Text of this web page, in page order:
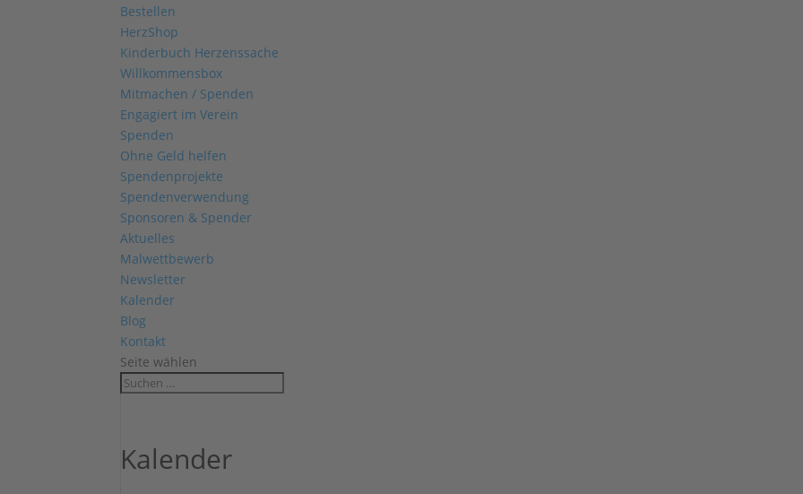
Bestellen
HerzShop
Kinderbuch Herzenssache
Willkommensbox
Mitmachen / Spenden
Engagiert im Verein
Spenden
Ohne Geld helfen
Spendenprojekte
Spendenverwendung
Sponsoren & Spender
Aktuelles
Malwettbewerb
Newsletter
Kalender
Blog
Kontakt
Seite wählen
Kalender